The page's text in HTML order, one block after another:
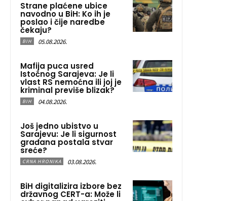
Strane plaćene ubice
navodno u BiH: Ko ih je
poslao i čije naredbe
čekaju?
BIH 05.08.2026.
Mafija puca usred
Istočnog Sarajeva: Je li
vlast RS nemoćna ili joj je
kriminal previše blizak?
BIH 04.08.2026.
Još jedno ubistvo u
Sarajevu: Je li sigurnost
građana postala stvar
sreće?
CRNA HRONIKA 03.08.2026.
BiH digitalizira izbore bez
državnog CERT-a: Može li